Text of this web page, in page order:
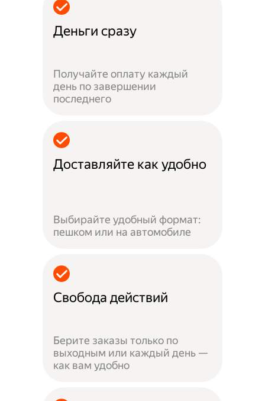
Деньги сразу
Получайте оплату каждый
день по завершении
последнего
Доставляйте как удобно
Выбирайте удобный формат:
пешком или на автомобиле
Свобода действий
Берите заказы только по
выходным или каждый день —
как вам удобно